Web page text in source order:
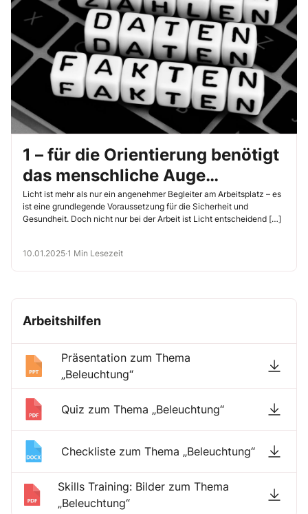
1 – für die Orientierung benötigt
das menschliche Auge
mindestens 1 Lux
Licht ist mehr als nur ein angenehmer Begleiter am Arbeitsplatz – es
ist eine grundlegende Voraussetzung für die Sicherheit und
Gesundheit. Doch nicht nur bei der Arbeit ist Licht entscheidend […]
10.01.2025·1 Min Lesezeit
Arbeitshilfen
Präsentation zum Thema
„Beleuchtung“
Quiz zum Thema „Beleuchtung“
Checkliste zum Thema „Beleuchtung“
Skills Training: Bilder zum Thema
„Beleuchtung“